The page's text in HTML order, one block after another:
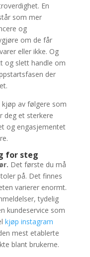
En
som mer
og
om de får
eller ikke. Og
og slett handle om
der
av følgere som
deg et sterkere
og engasjementet
for steg
Det første du må
på. Det finnes
varierer enormt.
tydelig
kundeservice som
kjøp instagram
mest etablerte
blant brukerne.